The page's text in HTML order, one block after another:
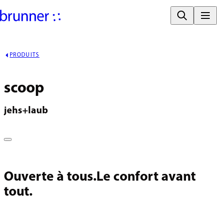
PRODUITS
scoop
jehs+laub
Ouverte à tous.Le confort avant
tout.